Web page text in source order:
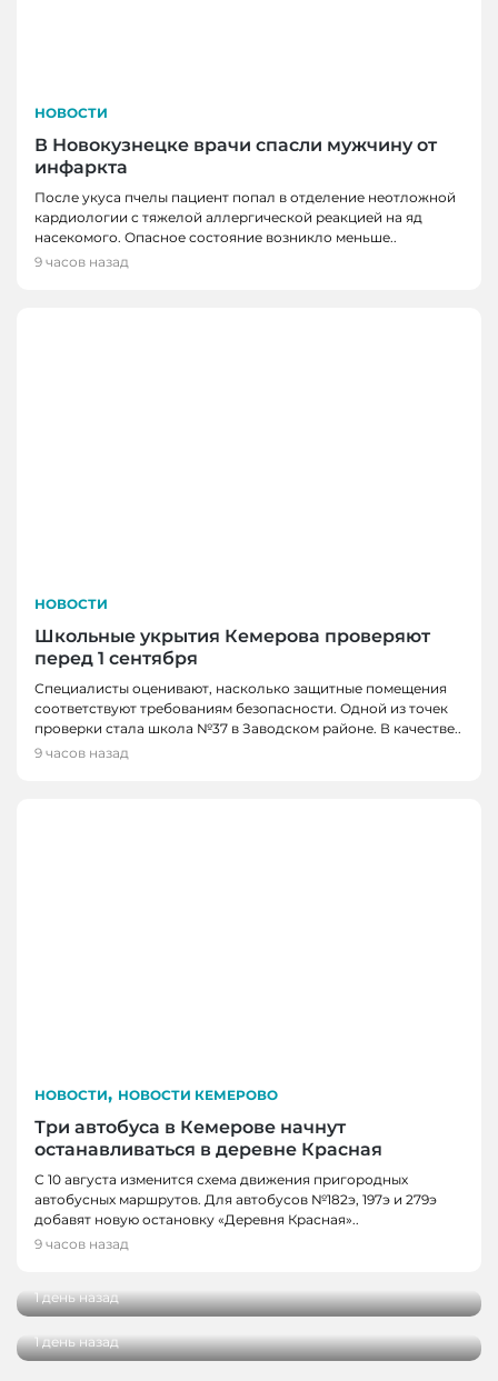
НОВОСТИ
В Новокузнецке врачи спасли мужчину от
инфаркта
После укуса пчелы пациент попал в отделение неотложной
кардиологии с тяжелой аллергической реакцией на яд
насекомого. Опасное состояние возникло меньше..
9 часов назад
НОВОСТИ
Школьные укрытия Кемерова проверяют
перед 1 сентября
Специалисты оценивают, насколько защитные помещения
соответствуют требованиям безопасности. Одной из точек
проверки стала школа №37 в Заводском районе. В качестве..
9 часов назад
НОВОСТИ, НОВОСТИ КЕМЕРОВО
Три автобуса в Кемерове начнут
останавливаться в деревне Красная
С 10 августа изменится схема движения пригородных
автобусных маршрутов. Для автобусов №182э, 197э и 279э
добавят новую остановку «Деревня Красная»..
9 часов назад
НОВОСТИ
В Кузбассе наградили лучших тренеров,
1 день назад
НОВОСТИ, НОВОСТИ КЕМЕРОВО
годом
1 день назад